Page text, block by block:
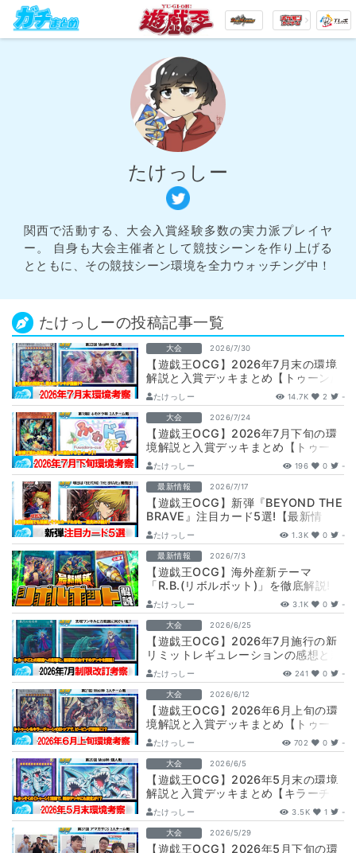
たけっしー
関西で活動する、大会入賞経験多数の実力派プレイヤ
ー。 自身も大会主催者として競技シーンを作り上げる
とともに、その競技シーン環境を全力ウォッチング中！
たけっしーの投稿記事一覧
大会 2026/7/30
【遊戯王OCG】2026年7月末の環境
解説と入賞デッキまとめ【トゥーン/
エルフェンノーツ/巳剣/キラーチュー
ン…
たけっしー 14.7K 2 -
大会 2026/7/24
【遊戯王OCG】2026年7月下旬の環
境解説と入賞デッキまとめ【トゥー
ン/エルフェンノーツ/獄神/キラーチュ
ー…
たけっしー 196 0 -
最新情報 2026/7/17
【遊戯王OCG】新弾『BEYOND THE
BRAVE』注目カード5選!【最新情
報】
たけっしー 1.3K 0 -
最新情報 2026/7/3
【遊戯王OCG】海外産新テーマ
「R.B.(リボルボット)」を徹底解説!
【最新情報】
たけっしー 3.1K 0 -
大会 2026/6/25
【遊戯王OCG】2026年7月施行の新
リミットレギュレーションの感想と新
環境の考察【環境考察】
たけっしー 241 0 -
大会 2026/6/12
【遊戯王OCG】2026年6月上旬の環
境解説と入賞デッキまとめ【トゥー
ン/キラーチューン/エルフェンノーツ/
光…
たけっしー 702 0 -
大会 2026/6/5
【遊戯王OCG】2026年5月末の環境
解説と入賞デッキまとめ【キラーチュ
ーン/エルフェンノーツ/トゥーン/閃
刀…
たけっしー 3.5K 1 -
大会 2026/5/29
【遊戯王OCG】2026年5月下旬の環